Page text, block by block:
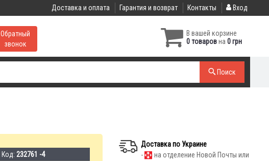
Доставка и оплата Гарантия и возврат Контакты Вход
Обратный
звонок
В вашей корзине
0 товаровна 0 грн
Поиск
Код: 232761 -4
Доставка по Украине
-
на отделение Новой Почты или